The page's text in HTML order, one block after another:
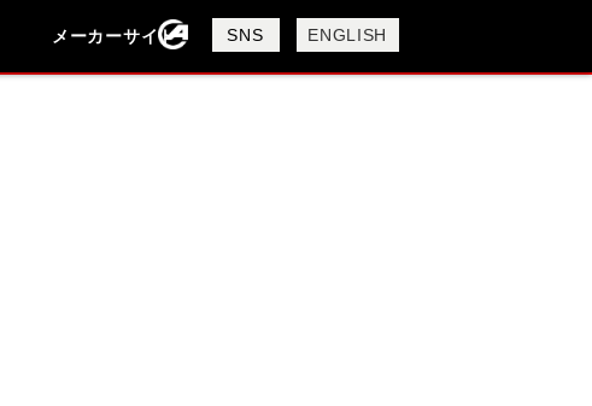
メーカーサイト SNS ENGLISH